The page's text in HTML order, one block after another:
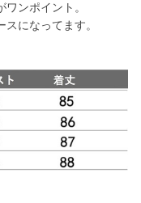
ンポイント。
になってます。